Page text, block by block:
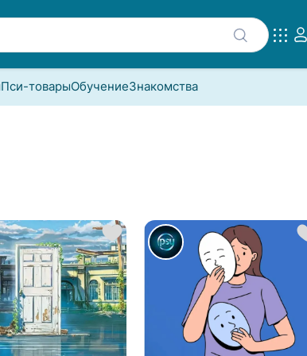
Пси-товарыОбучениеЗнакомства